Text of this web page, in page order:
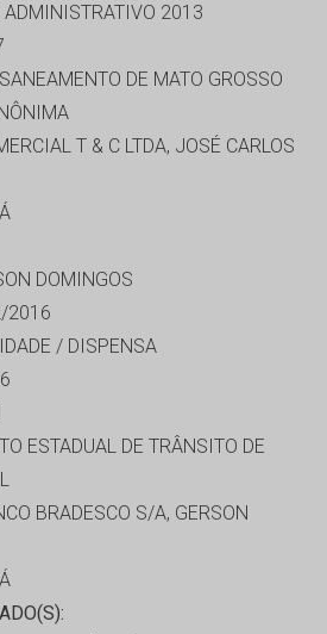
ADMINISTRATIVO 2013
DE MATO GROSSO
T & C LTDA, JOSÉ CARLOS
DOMINGOS
2016
/ DISPENSA
ESTADUAL DE TRÂNSITO DE
BRADESCO S/A, GERSON